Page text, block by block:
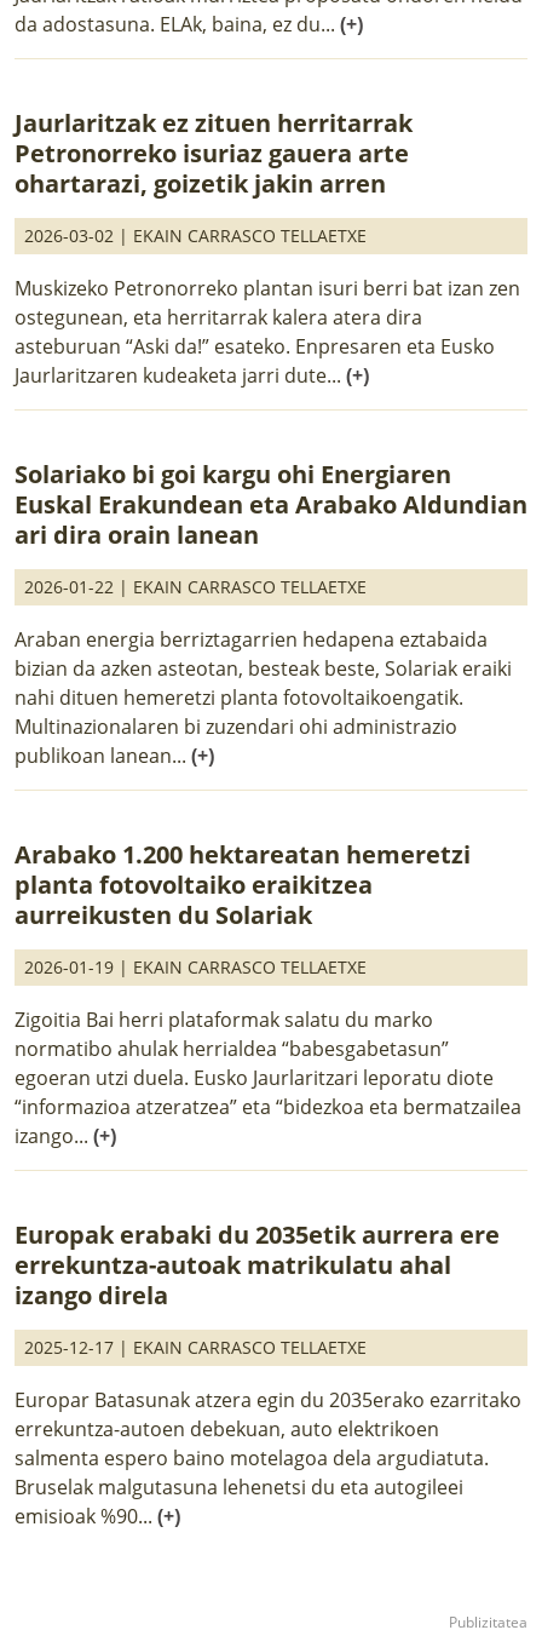
da adostasuna. ELAk, baina, ez du... (+)
Jaurlaritzak ez zituen herritarrak
Petronorreko isuriaz gauera arte
ohartarazi, goizetik jakin arren
2026-03-02 | EKAIN CARRASCO TELLAETXE
Muskizeko Petronorreko plantan isuri berri bat izan zen
ostegunean, eta herritarrak kalera atera dira
asteburuan “Aski da!” esateko. Enpresaren eta Eusko
Jaurlaritzaren kudeaketa jarri dute... (+)
Solariako bi goi kargu ohi Energiaren
Euskal Erakundean eta Arabako Aldundian
ari dira orain lanean
2026-01-22 | EKAIN CARRASCO TELLAETXE
Araban energia berriztagarrien hedapena eztabaida
bizian da azken asteotan, besteak beste, Solariak eraiki
nahi dituen hemeretzi planta fotovoltaikoengatik.
Multinazionalaren bi zuzendari ohi administrazio
publikoan lanean... (+)
Arabako 1.200 hektareatan hemeretzi
planta fotovoltaiko eraikitzea
aurreikusten du Solariak
2026-01-19 | EKAIN CARRASCO TELLAETXE
Zigoitia Bai herri plataformak salatu du marko
normatibo ahulak herrialdea “babesgabetasun”
egoeran utzi duela. Eusko Jaurlaritzari leporatu diote
“informazioa atzeratzea” eta “bidezkoa eta bermatzailea
izango... (+)
Europak erabaki du 2035etik aurrera ere
errekuntza-autoak matrikulatu ahal
izango direla
2025-12-17 | EKAIN CARRASCO TELLAETXE
Europar Batasunak atzera egin du 2035erako ezarritako
errekuntza-autoen debekuan, auto elektrikoen
salmenta espero baino motelagoa dela argudiatuta.
Bruselak malgutasuna lehenetsi du eta autogileei
emisioak %90... (+)